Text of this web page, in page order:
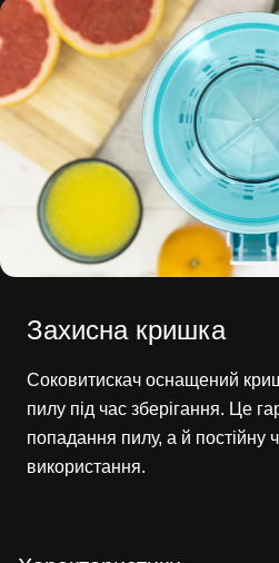
Захисна кришка
Соковитискач оснащений
пилу під час зберігання. Це
попадання пилу, а й постійну
використання.